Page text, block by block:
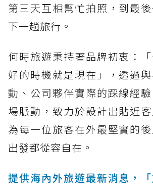
第三天互相幫忙拍照，到最
下一趟旅行。
何時旅遊秉持著品牌初衷：
好的時機就是現在」，透過
動、公司夥伴實際的踩線經
場脈動，致力於設計出貼近
為每一位旅客在外最堅實的
出發都從容自在。
提供海內外旅遊最新消息，